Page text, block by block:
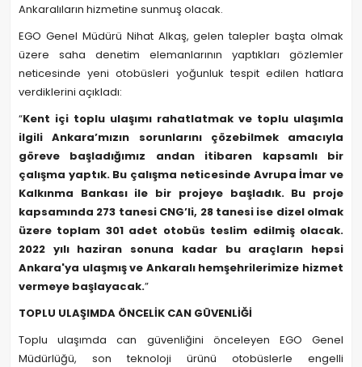
Ankaralıların hizmetine sunmuş olacak.
EGO Genel Müdürü Nihat Alkaş, gelen talepler başta olmak
üzere saha denetim elemanlarının yaptıkları gözlemler
neticesinde yeni otobüsleri yoğunluk tespit edilen hatlara
verdiklerini açıkladı:
“Kent içi toplu ulaşımı rahatlatmak ve toplu ulaşımla
ilgili Ankara’mızın sorunlarını çözebilmek amacıyla
göreve başladığımız andan itibaren kapsamlı bir
çalışma yaptık. Bu çalışma neticesinde Avrupa İmar ve
Kalkınma Bankası ile bir projeye başladık. Bu proje
kapsamında 273 tanesi CNG’li, 28 tanesi ise dizel olmak
üzere toplam 301 adet otobüs teslim edilmiş olacak.
2022 yılı haziran sonuna kadar bu araçların hepsi
Ankara'ya ulaşmış ve Ankaralı hemşehrilerimize hizmet
vermeye başlayacak.”
TOPLU ULAŞIMDA ÖNCELİK CAN GÜVENLİĞİ
Toplu ulaşımda can güvenliğini önceleyen EGO Genel
Müdürlüğü, son teknoloji ürünü otobüslerle engelli